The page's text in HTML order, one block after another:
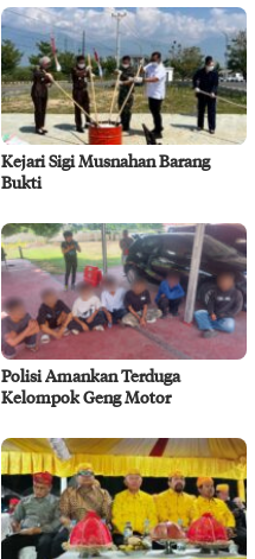
Kejari Sigi Musnahan Barang
Bukti
Polisi Amankan Terduga
Kelompok Geng Motor